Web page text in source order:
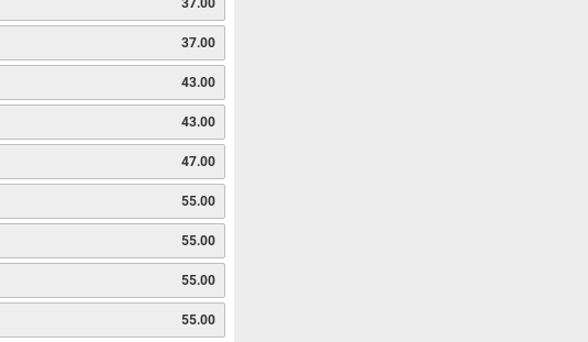
37.00
37.00
43.00
43.00
47.00
55.00
55.00
55.00
55.00